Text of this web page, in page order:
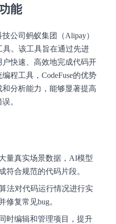
能
公司蚂蚁集团（Alipay）
。该工具旨在通过先进
快速、高效地完成代码开
程工具，CodeFuse的优势
分析能力，能够显著提高
。
量真实场景数据，AI模型
符合规范的代码片段。
法对代码运行情况进行实
修复常见bug。
时编辑和管理项目，提升